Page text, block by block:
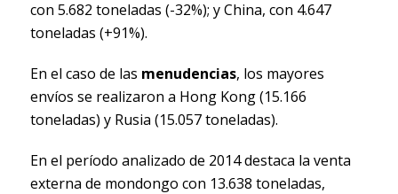
con 5.682 toneladas (-32%); y China, con 4.647
toneladas (+91%).
En el caso de las menudencias, los mayores
envíos se realizaron a Hong Kong (15.166
toneladas) y Rusia (15.057 toneladas).
En el período analizado de 2014 destaca la venta
externa de mondongo con 13.638 toneladas,